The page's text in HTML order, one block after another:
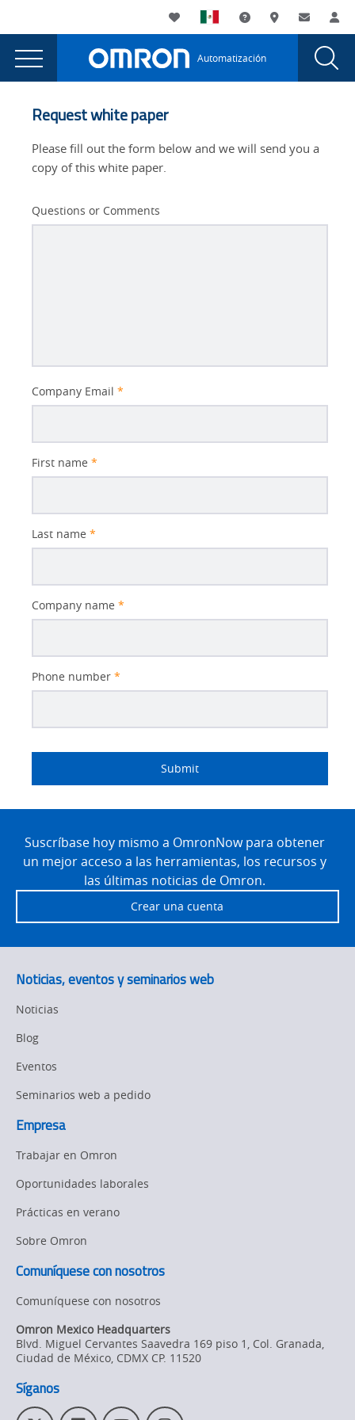
currently
viewing
the
automotriz
Utility
Navigation
My List Soporte DóndeContacto
Main
Navigation
Automatización
Flexibilidad
industria
automotriz
Request white paper
Please fill out the form below and we will send you a
copy of this white paper.
Questions or Comments
Better
Subject
Company Email *
First name *
Last name *
Company name *
Phone number *
Submit
FooterSuscríbase hoy mismo a OmronNow para obtener
un mejor acceso a las herramientas, los recursos y
las últimas noticias de Omron.
Crear una cuenta
Noticias, eventos y seminarios web
Noticias
Blog
Eventos
Seminarios web a pedido
Empresa
Trabajar en Omron
Oportunidades laborales
Prácticas en verano
Sobre Omron
Comuníquese con nosotros
Comuníquese con nosotros
Omron Mexico Headquarters
Blvd. Miguel Cervantes Saavedra 169 piso 1, Col. Granada,
Ciudad de México, CDMX CP. 11520
Síganos